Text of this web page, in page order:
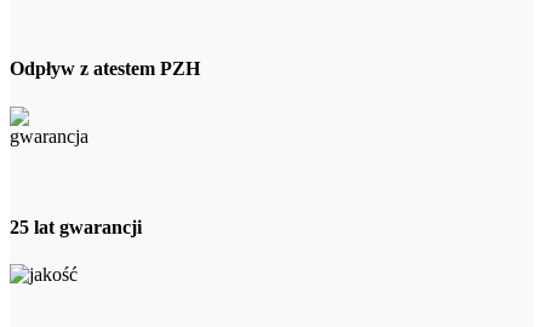
Odpływ z atestem PZH
25 lat gwarancji